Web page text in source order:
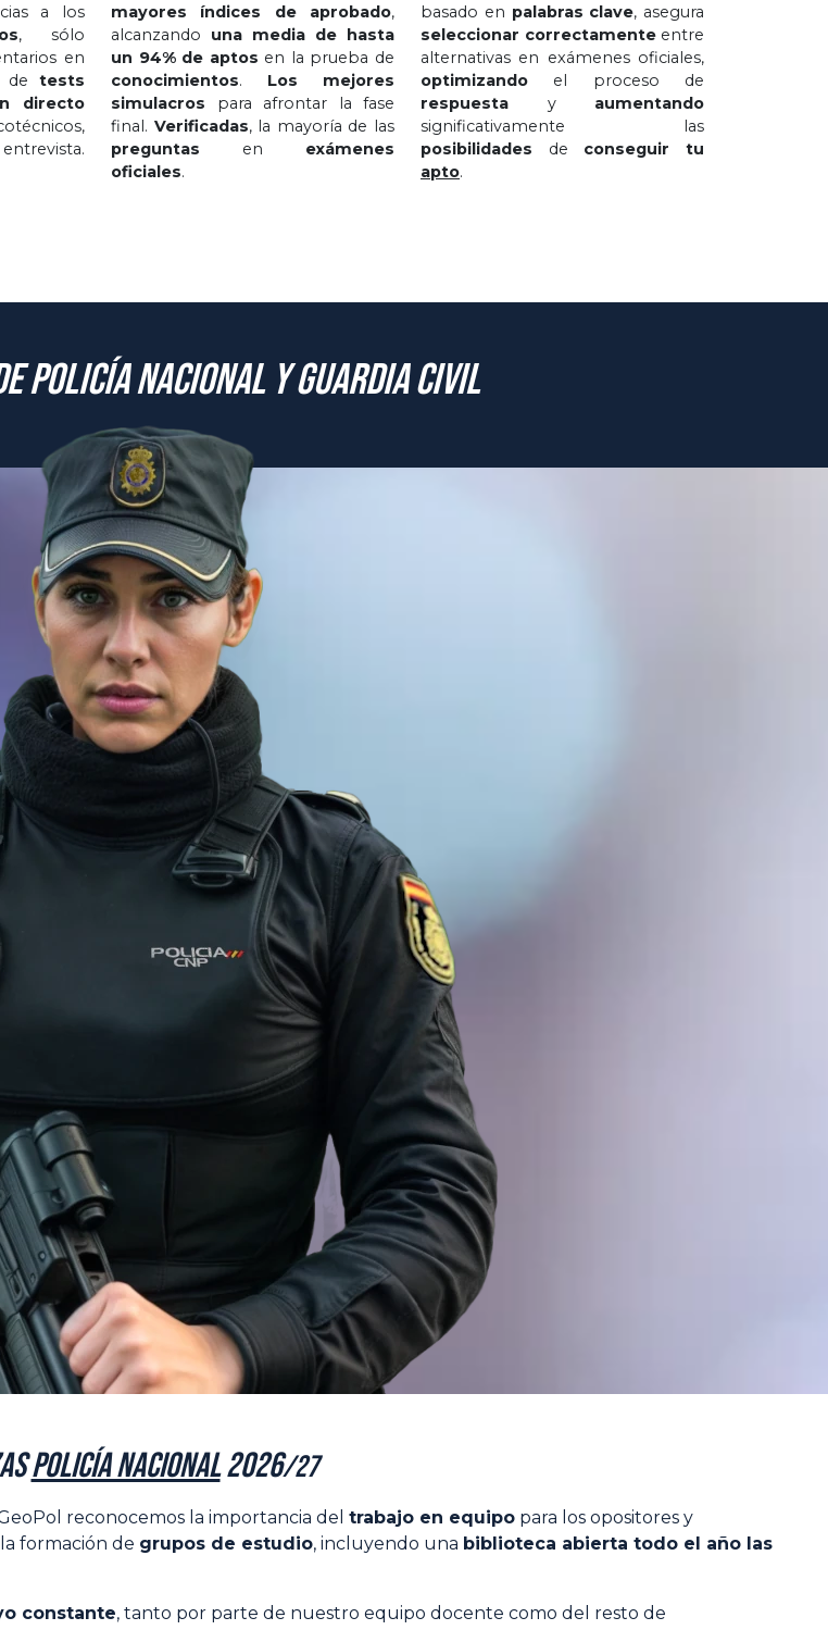
a los
, sólo
en
de tests
directo
mayores índices de aprobado,
alcanzando una media de hasta
un 94% de aptos en la prueba de
conocimientos. Los mejores
simulacros para afrontar la fase
final. Verificadas, la mayoría de las
preguntas en exámenes
oficiales.
basado en palabras clave, asegura
seleccionar correctamenteentre
alternativas en exámenes oficiales,
optimizando el proceso de
respuesta y aumentando
significativamente las
posibilidades de conseguir tu
apto.
Policía Nacional y Guardia Civil
Policía Nacional2026/27
reconocemos la importancia del trabajo en equipo para los opositores y
formación de grupos de estudio, incluyendo una biblioteca abierta todo el año las
constante, tanto por parte de nuestro equipo docente como del resto de